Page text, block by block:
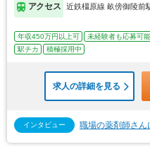
アクセス 近鉄橿原線 畝傍御陵前
年収450万円以上可 未経験者も応募可能
駅チカ
積極採用中
求人の詳細を見る
インタビュー 職場の薬剤師さん